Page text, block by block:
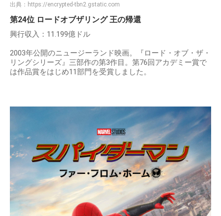
出典： https://encrypted-tbn2.gstatic.com
第24位 ロードオブザリング 王の帰還
興行収入：11.199億ドル
2003年公開のニュージーランド映画。『ロード・オブ・ザ・
リングシリーズ』三部作の第3作目。第76回アカデミー賞で
は作品賞をはじめ11部門を受賞しました。